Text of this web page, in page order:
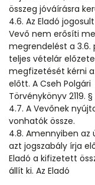
összeg jóváírásra
4.6. Az Eladó
Vevő nem erősíti
megrendelést a
teljes vételár
megfizetését kérni
előtt. A Cseh Polgári
Törvénykönyv 2119.
4.7. A Vevőnek
vonhatók össze.
4.8. Amennyiben az
azt jogszabály írja
Eladó a kifizetett
állít ki. Az Eladó